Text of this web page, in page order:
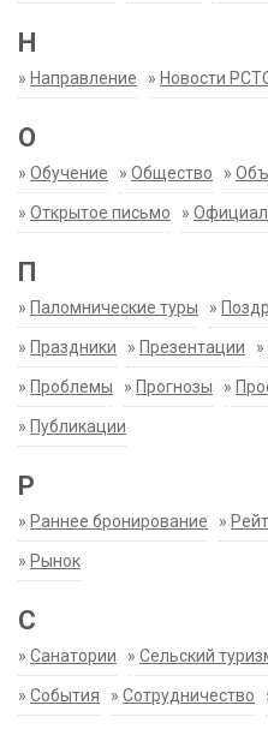
Н
» Направление » Новости
О
» Обучение » Общество »
» Открытое письмо »
П
» Паломнические туры »
» Праздники » Презентации »
» Проблемы » Прогнозы »
» Публикации
Р
» Раннее бронирование »
» Рынок
С
» Санатории » Сельский
» События » Сотрудничество